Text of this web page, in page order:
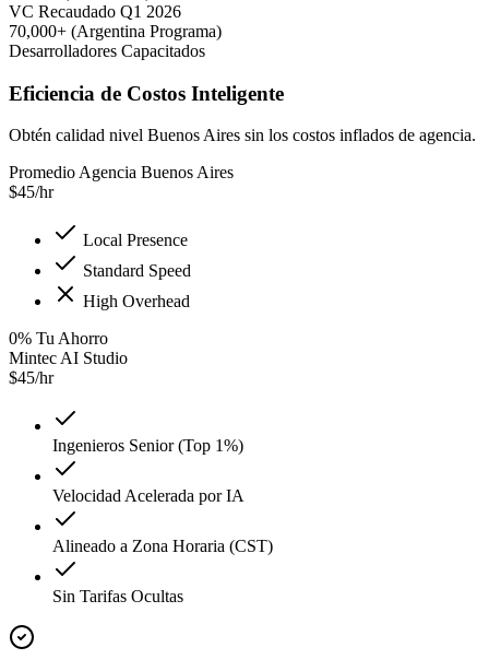
VC Recaudado Q1 2026
70,000+ (Argentina Programa)
Desarrolladores Capacitados
Eficiencia de Costos Inteligente
Obtén calidad nivel Buenos Aires sin los costos inflados de agencia.
Promedio Agencia Buenos Aires
$45/hr
Local Presence
Standard Speed
High Overhead
0% Tu Ahorro
Mintec AI Studio
$45/hr
Ingenieros Senior (Top 1%)
Velocidad Acelerada por IA
Alineado a Zona Horaria (CST)
Sin Tarifas Ocultas